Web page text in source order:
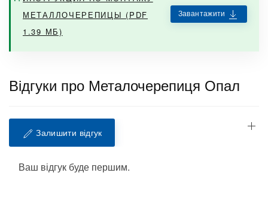
МЕТАЛЛОЧЕРЕПИЦЫ (PDF
1.39 МБ)
Завантажити
Відгуки про Металочерепиця Опал
Залишити відгук
Ваш відгук буде першим.